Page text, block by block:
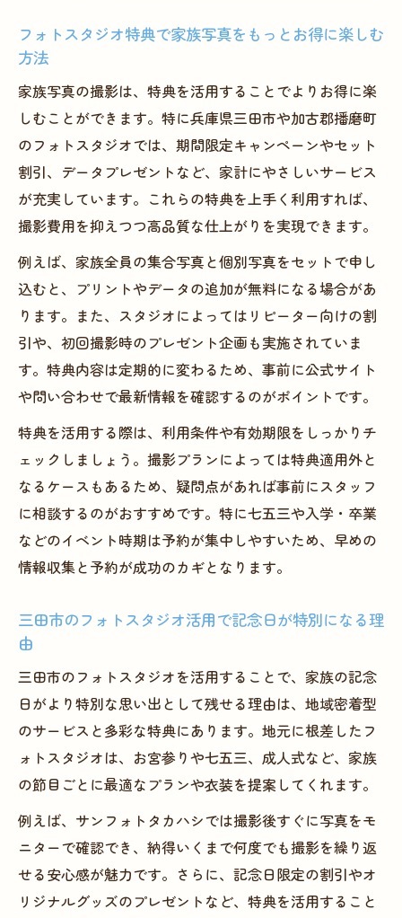
く残すコツ
実現
フォトスタジオで叶うマタニティから証明
写真までの幅広い体験
就活証明写真もフォトスタジオ特典で高品
質仕上げが可能
活用法
フォトスタジオの多目的利用で家族の思い
出を増やすポイント
証明写真機よりフォトスタジオが選ばれる
理由とは
は
フォトスタジオで叶える加古郡播磨町の思
い出作り新定番
おしゃれな兵庫県フォトスタジオ特典が人
気の理由
しむ方法
の魅力を解説
お得な撮影体験が叶うフォトスタジオの選
び方
初めての方も安心なフォトスタジオ特典徹底ガ
イド
フォトスタジオ初心者も安心の特典活用ガ
イド
お得なフォトスタジオ特典の選び方とポイ
ント
フォトスタジオ特典で家族写真をもっとお得に楽しむ
方法
家族写真の撮影は、特典を活用することでよりお得に楽
しむことができます。特に兵庫県三田市や加古郡播磨町
のフォトスタジオでは、期間限定キャンペーンやセット
割引、データプレゼントなど、家計にやさしいサービス
が充実しています。これらの特典を上手く利用すれば、
撮影費用を抑えつつ高品質な仕上がりを実現できます。
例えば、家族全員の集合写真と個別写真をセットで申し
込むと、プリントやデータの追加が無料になる場合があ
ります。また、スタジオによってはリピーター向けの割
引や、初回撮影時のプレゼント企画も実施されていま
す。特典内容は定期的に変わるため、事前に公式サイト
や問い合わせで最新情報を確認するのがポイントです。
特典を活用する際は、利用条件や有効期限をしっかりチ
ェックしましょう。撮影プランによっては特典適用外と
なるケースもあるため、疑問点があれば事前にスタッフ
に相談するのがおすすめです。特に七五三や入学・卒業
などのイベント時期は予約が集中しやすいため、早めの
情報収集と予約が成功のカギとなります。
三田市のフォトスタジオ活用で記念日が特別になる理
由
三田市のフォトスタジオを活用することで、家族の記念
日がより特別な思い出として残せる理由は、地域密着型
のサービスと多彩な特典にあります。地元に根差したフ
ォトスタジオは、お宮参りや七五三、成人式など、家族
の節目ごとに最適なプランや衣装を提案してくれます。
例えば、サンフォトタカハシでは撮影後すぐに写真をモ
ニターで確認でき、納得いくまで何度でも撮影を繰り返
せる安心感が魅力です。さらに、記念日限定の割引やオ
リジナルグッズのプレゼントなど、特典を活用すること